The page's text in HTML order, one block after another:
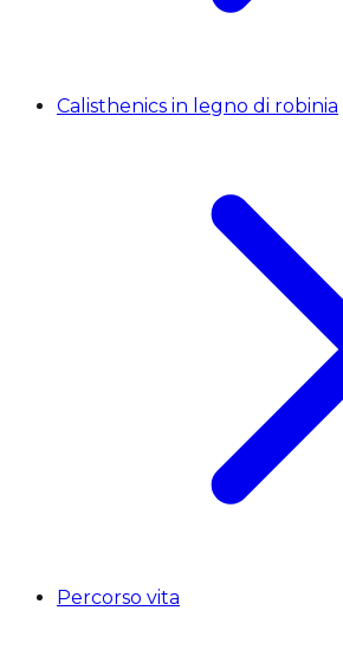
Calisthenics in legno di robinia
Percorso vita